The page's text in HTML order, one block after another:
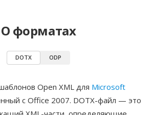
О форматах
DOTX ODP
Open XML для Microsoft
с Office 2007. DOTX-файл — это